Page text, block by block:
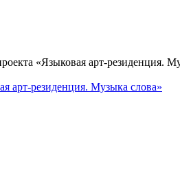
«Языковая арт-резиденция.
арт-резиденция. Музыка слова»